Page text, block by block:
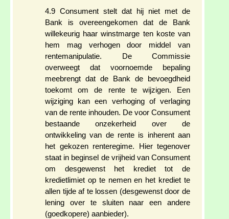
4.9 Consument stelt dat hij niet met de
Bank is overeengekomen dat de Bank
willekeurig haar winstmarge ten koste van
hem mag verhogen door middel van
rentemanipulatie. De Commissie
overweegt dat voornoemde bepaling
meebrengt dat de Bank de bevoegdheid
toekomt om de rente te wijzigen. Een
wijziging kan een verhoging of verlaging
van de rente inhouden. De voor Consument
bestaande onzekerheid over de
ontwikkeling van de rente is inherent aan
het gekozen renteregime. Hier tegenover
staat in beginsel de vrijheid van Consument
om desgewenst het krediet tot de
kredietlimiet op te nemen en het krediet te
allen tijde af te lossen (desgewenst door de
lening over te sluiten naar een andere
(goedkopere) aanbieder).